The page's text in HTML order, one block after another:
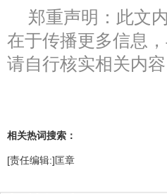
郑重声明：此文
在于传播更多信息
请自行核实相关内容
相关热词搜索：
[责任编辑:]匡章